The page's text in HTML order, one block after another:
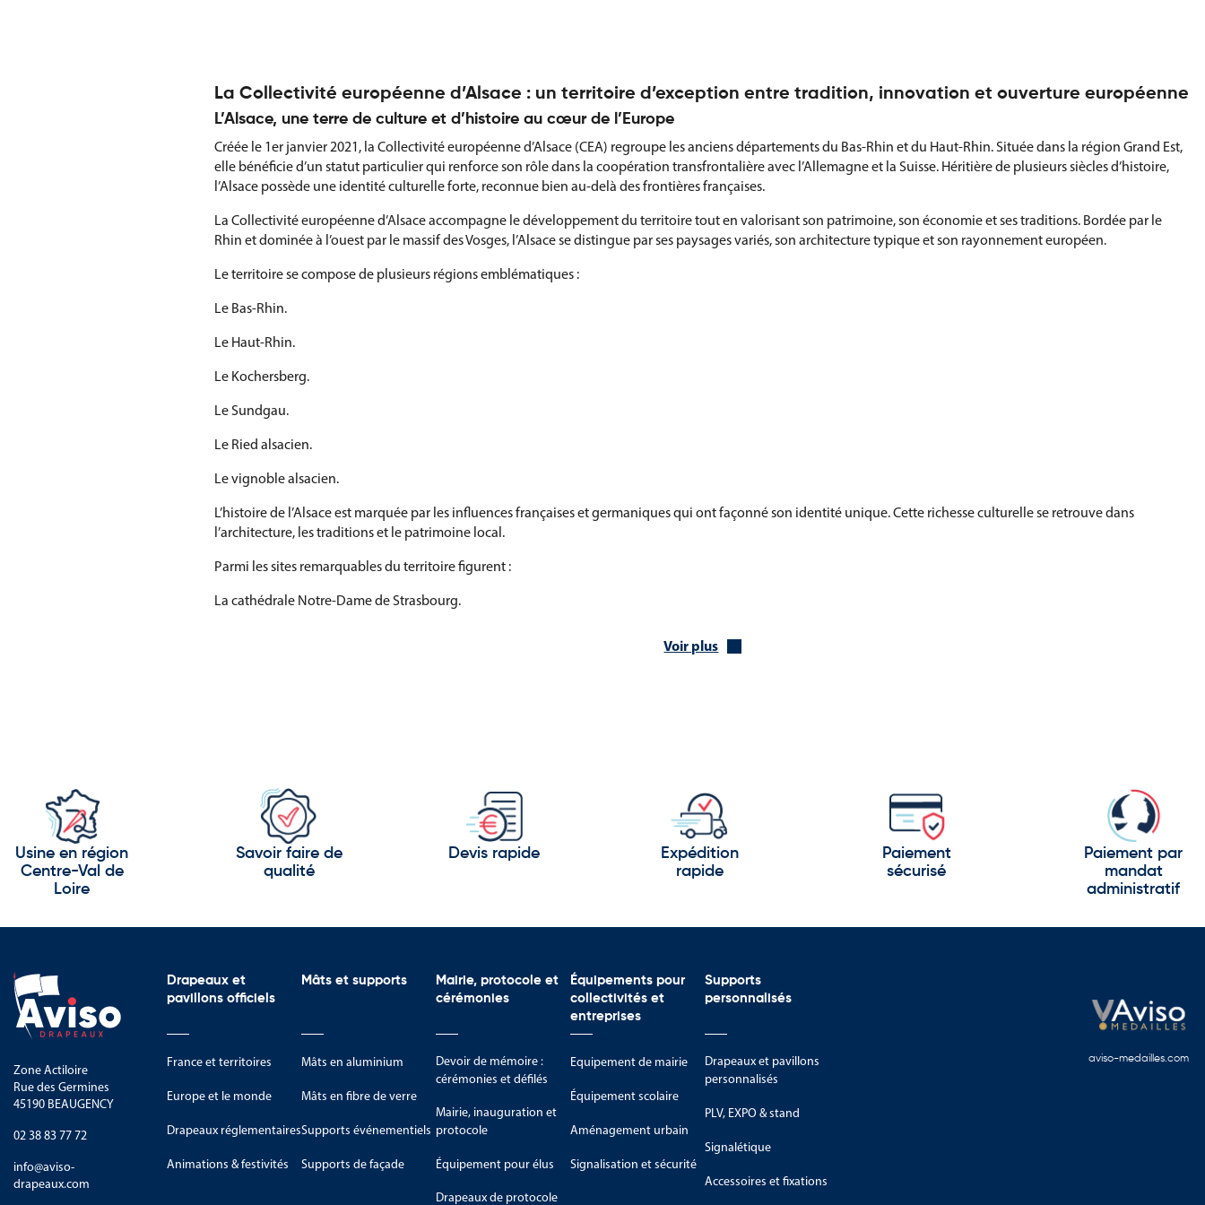
La Collectivité européenne d’Alsace : un territoire d’exception entre tradition, innovation et ouverture européenne
L’Alsace, une terre de culture et d’histoire au cœur de l’Europe
Créée le 1er janvier 2021, la Collectivité européenne d’Alsace (CEA) regroupe les anciens départements du Bas-Rhin et du Haut-Rhin. Située dans la région Grand Est,
elle bénéficie d’un statut particulier qui renforce son rôle dans la coopération transfrontalière avec l’Allemagne et la Suisse. Héritière de plusieurs siècles d’histoire,
l’Alsace possède une identité culturelle forte, reconnue bien au-delà des frontières françaises.
La Collectivité européenne d’Alsace accompagne le développement du territoire tout en valorisant son patrimoine, son économie et ses traditions. Bordée par le
Rhin et dominée à l’ouest par le massif des Vosges, l’Alsace se distingue par ses paysages variés, son architecture typique et son rayonnement européen.
Le territoire se compose de plusieurs régions emblématiques :
Le Bas-Rhin.
Le Haut-Rhin.
Le Kochersberg.
Le Sundgau.
Le Ried alsacien.
Le vignoble alsacien.
L’histoire de l’Alsace est marquée par les influences françaises et germaniques qui ont façonné son identité unique. Cette richesse culturelle se retrouve dans
l’architecture, les traditions et le patrimoine local.
Parmi les sites remarquables du territoire figurent :
La cathédrale Notre-Dame de Strasbourg.
Le Parc naturel régional des Ballons des Vosges.
Les montagnes vosgiennes.
La plaine d’Alsace.
Le territoire est reconnu pour ses savoir-faire et son dynamisme :
Les symboles de la Collectivité européenne d’Alsace représentent aujourd’hui un territoire qui associe patrimoine, innovation, traditions et ouverture sur l’Europe.
Voir plus
Usine en région
Centre-Val de
Loire
Savoir faire de
qualité
Devis rapide
Expédition
rapide
Paiement
sécurisé
Paiement par
mandat
administratif
Zone Actiloire
Rue des Germines
45190 BEAUGENCY
02 38 83 77 72
info@aviso-
drapeaux.com
Drapeaux et
pavillons officiels
France et territoires
Europe et le monde
Drapeaux réglementaires
Animations & festivités
Mâts et supports
Mâts en aluminium
Mâts en fibre de verre
Supports événementiels
Supports de façade
Mairie, protocole et
cérémonies
Devoir de mémoire :
cérémonies et défilés
Mairie, inauguration et
protocole
Équipement pour élus
Drapeaux de protocole
Équipements pour
collectivités et
entreprises
Equipement de mairie
Équipement scolaire
Aménagement urbain
Signalisation et sécurité
Supports
personnalisés
Drapeaux et pavillons
personnalisés
PLV, EXPO & stand
Signalétique
Accessoires et fixations
aviso-medailles.com